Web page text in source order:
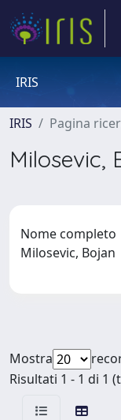
IRIS
IRIS Pagina
Milosevic,
Nome completo
Milosevic, Bojan
Mostra
Risultati 1 - 1 di 1